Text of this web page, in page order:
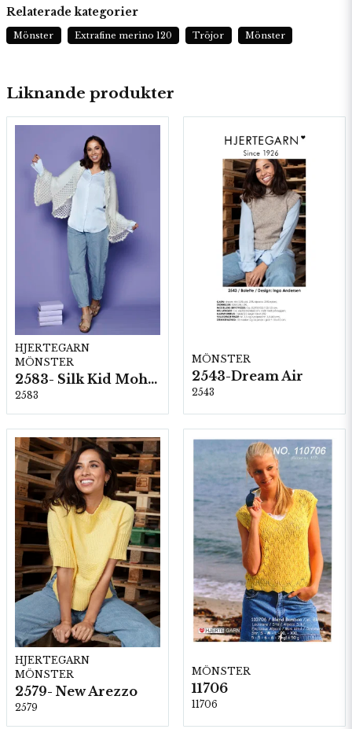
Liknande produkter
HJERTEGARN
MÖNSTER
2583- Silk Kid Mohair
2583
MÖNSTER
2543-Dream Air
2543
HJERTEGARN
MÖNSTER
2579- New Arezzo
2579
MÖNSTER
11706
11706
Relaterade kategorier
Mönster Extrafine merino 120 Tröjor Mönster